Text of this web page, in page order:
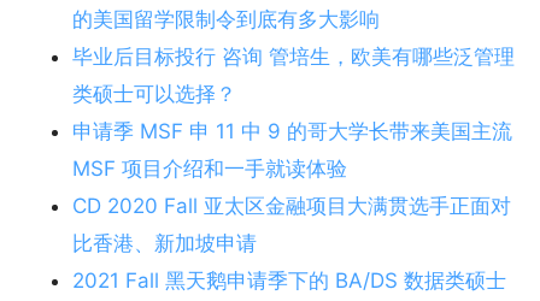
的美国留学限制令到底有多大影响
毕业后目标投行 咨询 管培生，欧美有哪些泛管理
类硕士可以选择？
申请季 MSF 申 11 中 9 的哥大学长带来美国主流
MSF 项目介绍和一手就读体验
CD 2020 Fall 亚太区金融项目大满贯选手正面对
比香港、新加坡申请
2021 Fall 黑天鹅申请季下的 BA/DS 数据类硕士